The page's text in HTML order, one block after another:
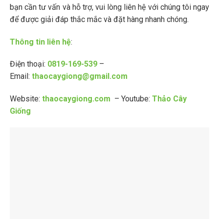
bạn cần tư vấn và hỗ trợ, vui lòng liên hệ với chúng tôi ngay
để được giải đáp thắc mắc và đặt hàng nhanh chóng.
Thông tin liên hệ:
Điện thoại: 0819-169-539 –
Email: thaocaygiong@gmail.com
Website: thaocaygiong.com – Youtube: Thảo Cây
Giống